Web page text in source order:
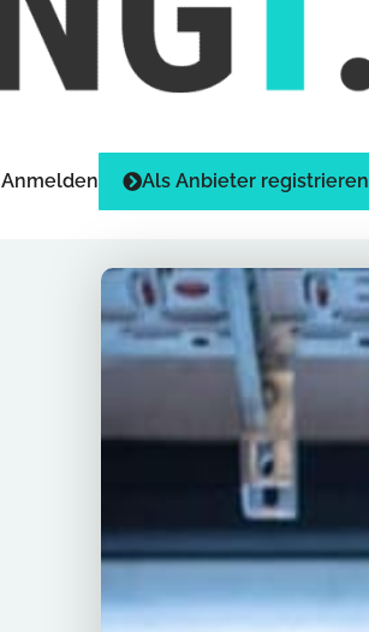
Anmelden Als Anbieter registrieren